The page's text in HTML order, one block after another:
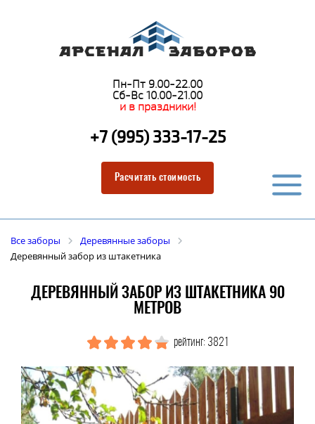
Пн-Пт 9.00-22.00
Сб-Вс 10.00-21.00
и в праздники!
+7 (995) 333-17-25
Расчитать стоимость
Все заборы
Деревянные заборы
Деревянный забор из штакетника
ДЕРЕВЯННЫЙ ЗАБОР ИЗ ШТАКЕТНИКА 90
МЕТРОВ
рейтинг: 3821